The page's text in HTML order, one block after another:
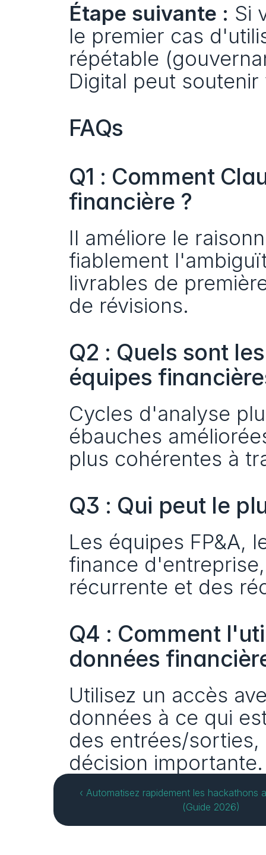
Étape suivante : Si
le premier cas
répétable
Digital peut
FAQs
Q1 : Comment
financière ?
Il améliore le
fiablement
livrables de
de révisions.
Q2 : Quels sont
équipes
Cycles d'analyse
ébauches
plus cohérentes à
Q3 : Qui peut le
Les équipes FP&A,
finance
récurrente et des
Q4 : Comment
données
Utilisez un accès
données à ce qui
des entrées/
décision importante.
‹ Automatisez rapidement les hackathons
(Guide 2026)